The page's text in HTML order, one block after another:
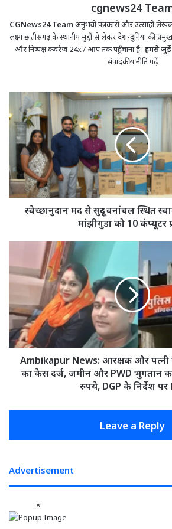
cgnews24
CGNews24 Teamअनुभवी पत्रकारों और उत्साही
लक्ष्य छत्तीसगढ़ के स्थानीय मुद्दों से लेकर देश-दुनिया की
और निष्पक्ष कवरेज 24x7 आप तक पहुँचाना है। हमसे
संपादकीय नीति पढ़ें
स्वेच्छानुदान
मद
से
सुदूर
वनांचल
स्थित
स्वामी
आत्मानंद
स्कूल,
मांझीगुडास्वेच्छानुदान मद से सुदूर वनांचल स्थित
मांझीगुडा को 10 कंप्यूटर
Ambikapur
आरक्षक
और
पर
30
लाख
की
जमीन
झांसा
रुपये,
Ambikapur News: आरक्षक और पत्नी
का केस दर्ज, जमीन और PWD भुगतान
रुपये, DGP के निर्देश पर
Leave a Reply
Advertisement
×